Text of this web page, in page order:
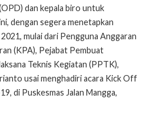
dan kepala biro untuk
dengan segera menetapkan
mulai dari Pengguna Anggaran
(KPA), Pejabat Pembuat
Teknis Kegiatan (PPTK),
usai menghadiri acara Kick Off
di Puskesmas Jalan Mangga,